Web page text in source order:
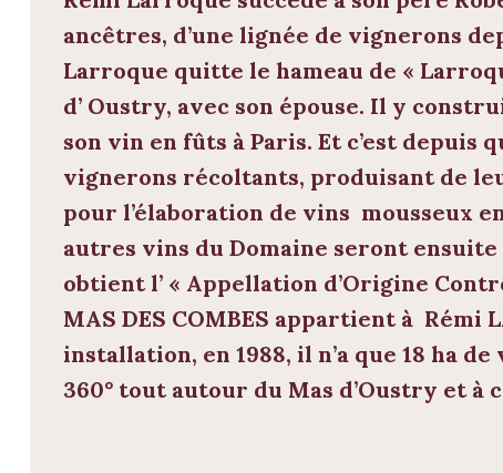
ancêtres, d’une lignée de vignerons
Larroque quitte le hameau de «
d’ Oustry, avec son épouse. Il y
son vin en fûts à Paris. Et c’est depuis
vignerons récoltants, produisant de
pour l’élaboration de vins mousseux
autres vins du Domaine seront ensuite
obtient l’ « Appellation d’Origine
MAS DES COMBES appartient à Rémi
installation, en 1988, il n’a que 18 ha
360° tout autour du Mas d’Oustry et à